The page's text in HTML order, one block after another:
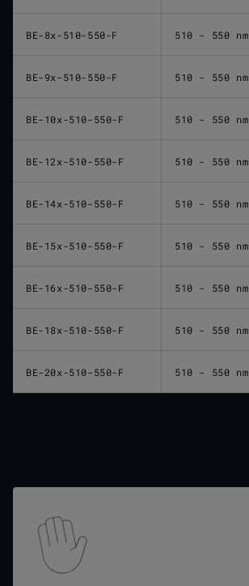
BE-8x-510-550-F 510 - 550 nm
BE-9x-510-550-F 510 - 550 nm
BE-10x-510-550-F 510 - 550 nm
BE-12x-510-550-F 510 - 550 nm
BE-14x-510-550-F 510 - 550 nm
BE-15x-510-550-F 510 - 550 nm
BE-16x-510-550-F 510 - 550 nm
BE-18x-510-550-F 510 - 550 nm
BE-20x-510-550-F 510 - 550 nm